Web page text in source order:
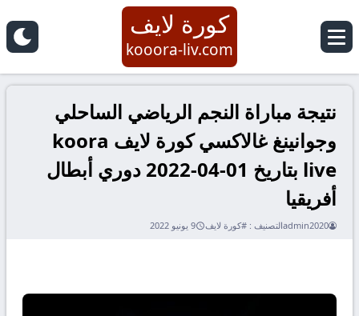
كورة لايف
kooora-liv.com
نتيجة مباراة النجم الرياضي الساحلي
وجوانينغ غالاكسي كورة لايف koora
live بتاريخ 01-04-2022 دوري أبطال
أفريقيا
admin2020التصنيف : #كورة لايف 9 يونيو 2022